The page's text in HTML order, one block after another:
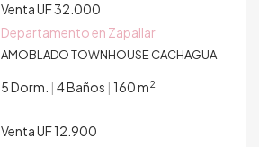
VentaUF 32.000
Departamento en Zapallar
AMOBLADO TOWNHOUSE CACHAGUA
5 Dorm. 4 Baños 160 m2
VentaUF 12.900